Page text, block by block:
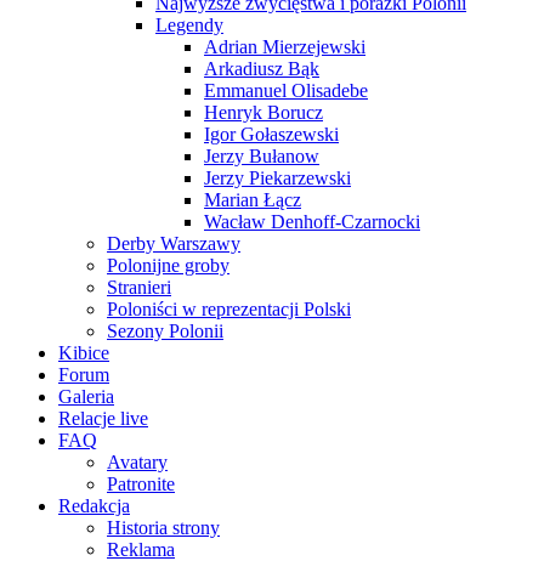
Legendy
Adrian Mierzejewski
Arkadiusz Bąk
Emmanuel Olisadebe
Henryk Borucz
Igor Gołaszewski
Jerzy Bułanow
Jerzy Piekarzewski
Marian Łącz
Wacław Denhoff-Czarnocki
Derby Warszawy
Polonijne groby
Stranieri
Poloniści w reprezentacji Polski
Sezony Polonii
Kibice
Forum
Galeria
Relacje live
FAQ
Avatary
Patronite
Redakcja
Historia strony
Reklama